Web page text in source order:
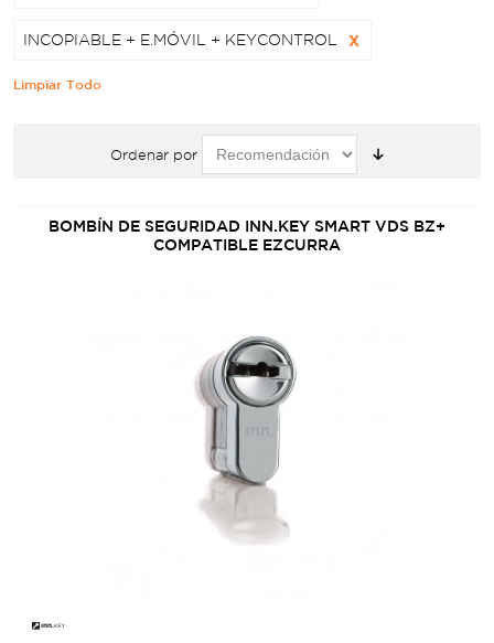
INCOPIABLE + E.MÓVIL + KEYCONTROL X
Limpiar Todo
Ordenar por
BOMBÍN DE SEGURIDAD INN.KEY SMART VDS BZ+
COMPATIBLE EZCURRA